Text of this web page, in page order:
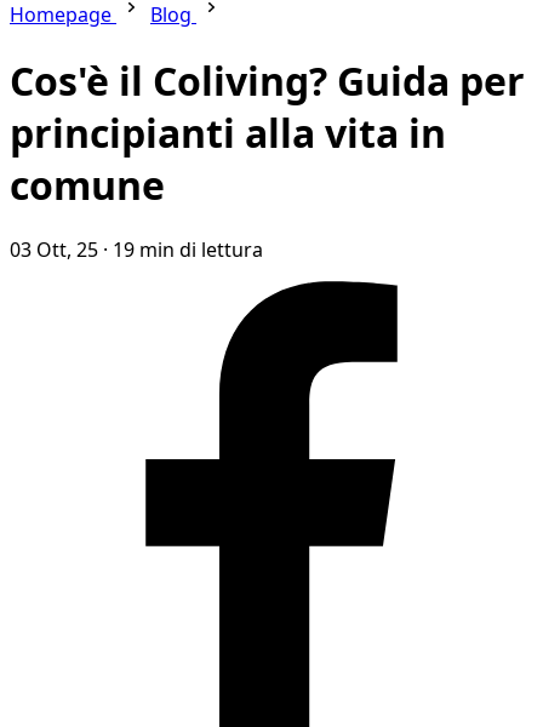
Homepage Blog
Cos'è il Coliving? Guida per
principianti alla vita in
comune
03 Ott, 25 · 19 min di lettura